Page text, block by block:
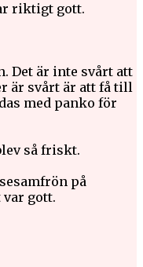
riktigt gott.
Det är inte svårt att
är svårt är att få till
med panko för
så friskt.
på
gott.